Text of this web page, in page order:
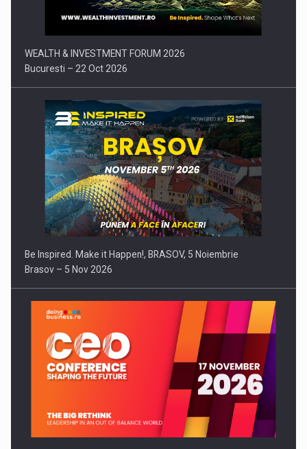
WEALTH & INVESTMENT FORUM 2026
Bucuresti – 22 Oct 2026
Be Inspired. Make it Happen!, BRASOV, 5 Noiembrie
Brasov – 5 Nov 2026